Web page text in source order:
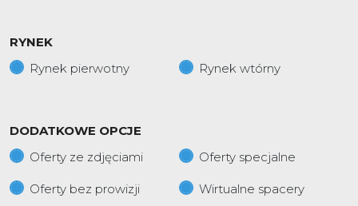
RYNEK
Rynek pierwotny
Rynek wtórny
DODATKOWE OPCJE
Oferty ze zdjęciami
Oferty specjalne
Oferty bez prowizji Wirtualne spacery